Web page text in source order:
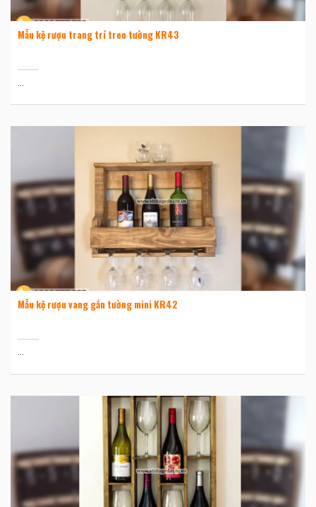
Mẫu kệ rượu trang trí treo tường KR43
Mẫu kệ rượu vang gắn tường mini KR42
...